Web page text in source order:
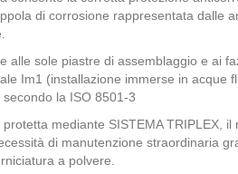
di corrosione rappresentata dalle
alle sole piastre di assemblaggio e ai
Im1 (installazione immerse in acque
la ISO 8501-3
mediante SISTEMA TRIPLEX,
di manutenzione straordinaria
a polvere.